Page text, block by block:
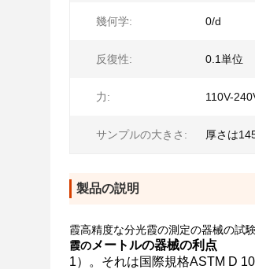
幾何学: 0/d
反復性: 0.1単位
力: 110V-
サンプルの大きさ: 厚さは
製品の説明
霞高精度な分光霞の測定の器械の試
霞のメートルの器械の利点
1）。それは国際規格ASTM D